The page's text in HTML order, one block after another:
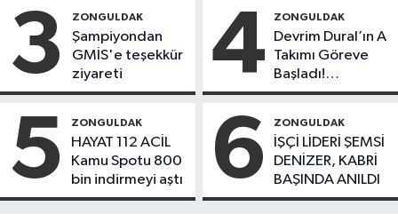
Başladı
3 ZONGULDAK
Şampiyondan
GMİS'e teşekkür
ziyareti
4 ZONGULDAK
Devrim Dural’ın A
Takımı Göreve
Başladı!
Yönetimde
5 ZONGULDAK
HAYAT 112 ACİL
Kamu Spotu 800
bin indirmeyi aştı
6 ZONGULDAK
İŞÇİ LİDERİ ŞEMSİ
DENİZER, KABRİ
BAŞINDA ANILDI